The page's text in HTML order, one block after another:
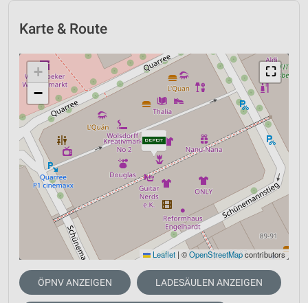
Karte & Route
⛶
+
−
Leaflet | ©OpenStreetMapcontributors
ÖPNV ANZEIGEN LADESÄULEN ANZEIGEN